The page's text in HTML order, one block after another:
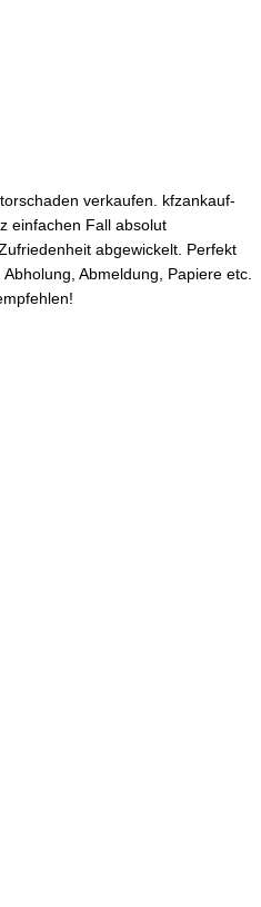
verkaufen. kfzankauf-
einfachen Fall absolut
abgewickelt. Perfekt
Abmeldung, Papiere etc.